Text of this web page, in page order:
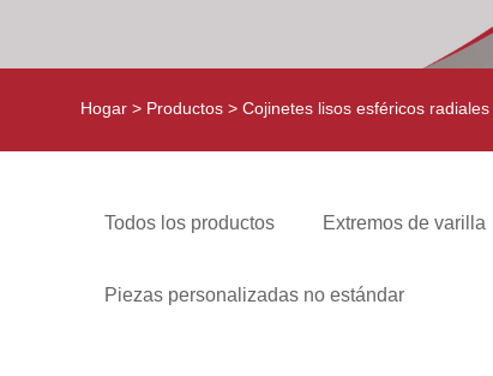
Hogar > Productos >Cojinetes lisos esféricos radiales
Todos los productos Extremos de varilla
Piezas personalizadas no estándar